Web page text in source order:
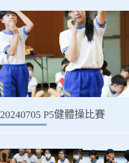
20240705 P5健體操比賽